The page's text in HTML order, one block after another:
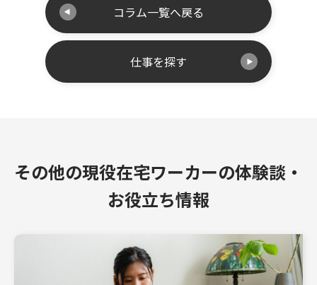
コラム一覧へ戻る
仕事を探す
その他の現役在宅ワーカーの体験談・
お役立ち情報